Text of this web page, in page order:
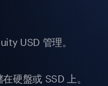
USD 管理。
硬盤或 SSD 上。